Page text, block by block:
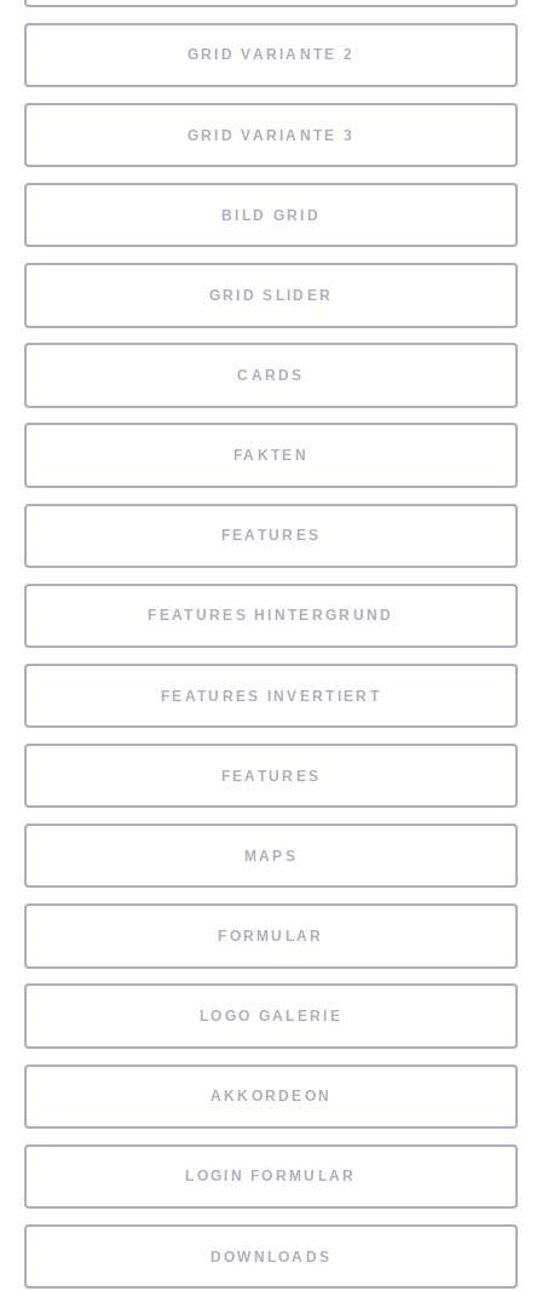
GRID VARIANTE 2
GRID VARIANTE 3
BILD GRID
GRID SLIDER
CARDS
FAKTEN
FEATURES
FEATURES HINTERGRUND
FEATURES INVERTIERT
FEATURES
MAPS
FORMULAR
LOGO GALERIE
AKKORDEON
LOGIN FORMULAR
DOWNLOADS